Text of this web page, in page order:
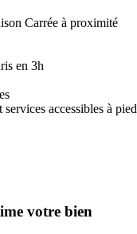
Carrée à proximité
en 3h
accessibles à pied
votre bien